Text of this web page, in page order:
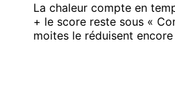
La chaleur compte en
+ le score reste sous «
moites le réduisent encore